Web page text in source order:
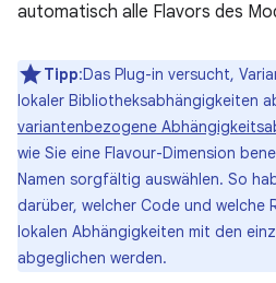
automatisch alle Flavors des
Tipp:Das Plug-in versucht,
lokaler Bibliotheksabhängigkeiten
variantenbezogene
wie Sie eine Flavour-Dimension
Namen sorgfältig auswählen. So
darüber, welcher Code und welche
lokalen Abhängigkeiten mit den
abgeglichen werden.